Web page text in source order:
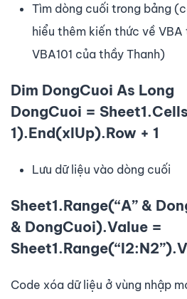
Tìm dòng cuối trong bảng
hiểu thêm kiến thức về
VBA101 của thầy Thanh)
Dim DongCuoi As Long
DongCuoi =
1).End(xlUp).Row + 1
Lưu dữ liệu vào dòng cuối
Sheet1.Range(“A” &
& DongCuoi).Value =
Code xóa dữ liệu ở vùng nhập